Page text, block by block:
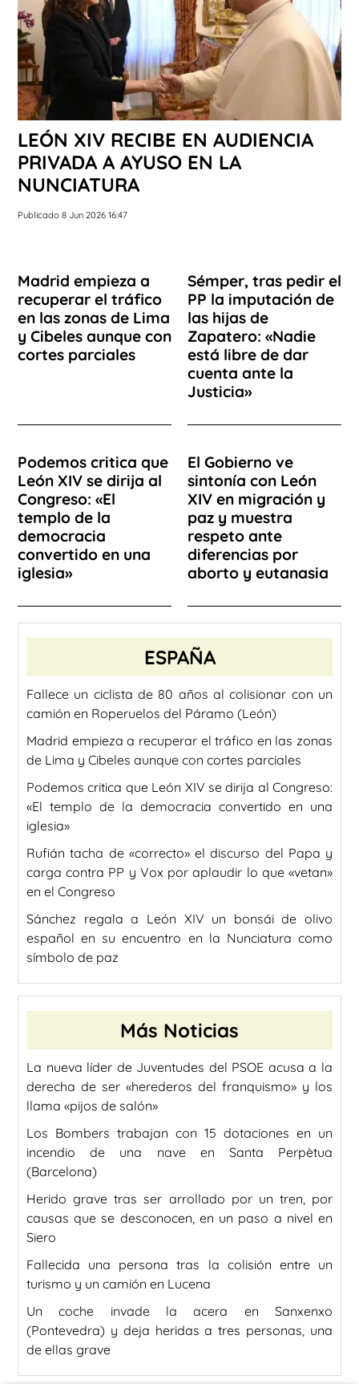
LEÓN XIV RECIBE EN AUDIENCIA
PRIVADA A AYUSO EN LA
NUNCIATURA
Publicado 8 Jun 2026 16:47
Madrid empieza a
recuperar el tráfico
en las zonas de Lima
y Cibeles aunque con
cortes parciales
Sémper, tras pedir el
PP la imputación de
las hijas de
Zapatero: «Nadie
está libre de dar
cuenta ante la
Justicia»
Podemos critica que
León XIV se dirija al
Congreso: «El
templo de la
democracia
convertido en una
iglesia»
El Gobierno ve
sintonía con León
XIV en migración y
paz y muestra
respeto ante
diferencias por
aborto y eutanasia
ESPAÑA
Fallece un ciclista de 80 años al colisionar con un
camión en Roperuelos del Páramo (León)
Madrid empieza a recuperar el tráfico en las zonas
de Lima y Cibeles aunque con cortes parciales
Podemos critica que León XIV se dirija al Congreso:
«El templo de la democracia convertido en una
iglesia»
Rufián tacha de «correcto» el discurso del Papa y
carga contra PP y Vox por aplaudir lo que «vetan»
en el Congreso
Sánchez regala a León XIV un bonsái de olivo
español en su encuentro en la Nunciatura como
símbolo de paz
Más Noticias
La nueva líder de Juventudes del PSOE acusa a la
derecha de ser «herederos del franquismo» y los
llama «pijos de salón»
Los Bombers trabajan con 15 dotaciones en un
incendio de una nave en Santa Perpètua
(Barcelona)
Herido grave tras ser arrollado por un tren, por
causas que se desconocen, en un paso a nivel en
Siero
Fallecida una persona tras la colisión entre un
turismo y un camión en Lucena
Un coche invade la acera en Sanxenxo
(Pontevedra) y deja heridas a tres personas, una
de ellas grave